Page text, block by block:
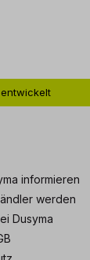
informieren
werden
Dusyma